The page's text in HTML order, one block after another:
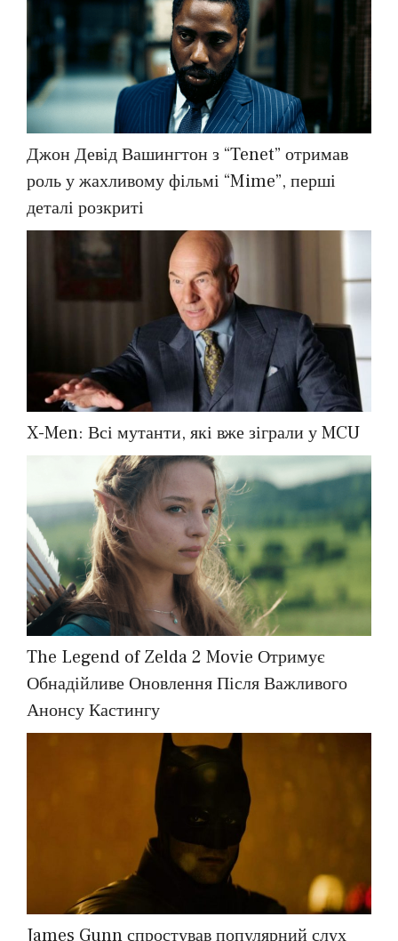
Джон Девід Вашингтон з “Tenet” отримав
роль у жахливому фільмі “Mime”, перші
деталі розкриті
X-Men: Всі мутанти, які вже зіграли у MCU
The Legend of Zelda 2 Movie Отримує
Обнадійливе Оновлення Після Важливого
Анонсу Кастингу
James Gunn спростував популярний слух